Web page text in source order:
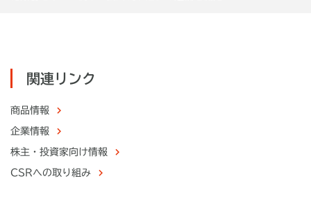
関連リンク
商品情報
企業情報
株主・ 投資家向け情報
CSRへの取り組み